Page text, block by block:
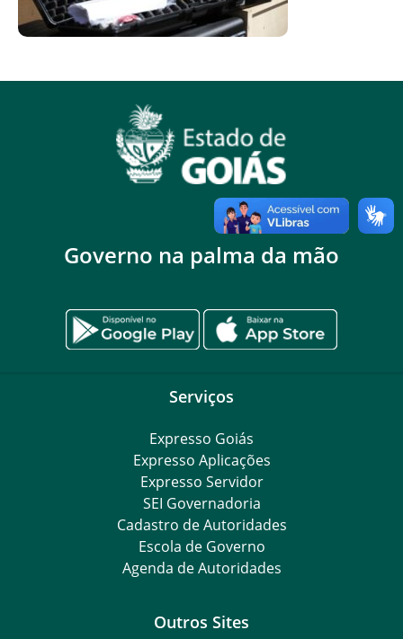
Governo na palma da mão
Serviços
Expresso Goiás
Expresso Aplicações
Expresso Servidor
SEI Governadoria
Cadastro de Autoridades
Escola de Governo
Agenda de Autoridades
Outros Sites